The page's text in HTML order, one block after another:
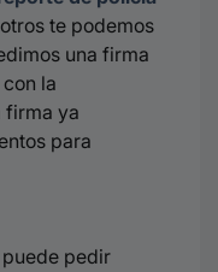
te podemos
una firma
la
firma ya
para
pedir